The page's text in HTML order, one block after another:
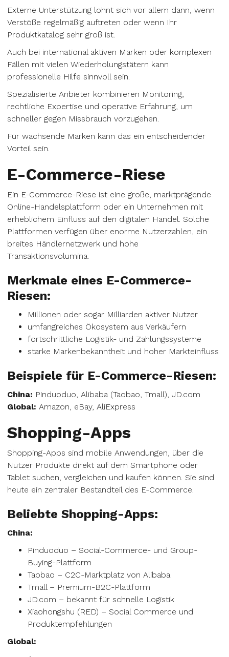
Externe Unterstützung lohnt sich vor allem dann, wenn
Verstöße regelmäßig auftreten oder wenn Ihr
Produktkatalog sehr groß ist.
Auch bei international aktiven Marken oder komplexen
Fällen mit vielen Wiederholungstätern kann
professionelle Hilfe sinnvoll sein.
Spezialisierte Anbieter kombinieren Monitoring,
rechtliche Expertise und operative Erfahrung, um
schneller gegen Missbrauch vorzugehen.
Für wachsende Marken kann das ein entscheidender
Vorteil sein.
E-Commerce-Riese
Ein E-Commerce-Riese ist eine große, marktprägende
Online-Handelsplattform oder ein Unternehmen mit
erheblichem Einfluss auf den digitalen Handel. Solche
Plattformen verfügen über enorme Nutzerzahlen, ein
breites Händlernetzwerk und hohe
Transaktionsvolumina.
Merkmale eines E-Commerce-
Riesen:
Millionen oder sogar Milliarden aktiver Nutzer
umfangreiches Ökosystem aus Verkäufern
fortschrittliche Logistik- und Zahlungssysteme
starke Markenbekanntheit und hoher Markteinfluss
Beispiele für E-Commerce-Riesen:
China: Pinduoduo, Alibaba (Taobao, Tmall), JD.com
Global: Amazon, eBay, AliExpress
Shopping-Apps
Shopping-Apps sind mobile Anwendungen, über die
Nutzer Produkte direkt auf dem Smartphone oder
Tablet suchen, vergleichen und kaufen können. Sie sind
heute ein zentraler Bestandteil des E-Commerce.
Beliebte Shopping-Apps:
China:
Pinduoduo – Social-Commerce- und Group-
Buying-Plattform
Taobao – C2C-Marktplatz von Alibaba
Tmall – Premium-B2C-Plattform
JD.com – bekannt für schnelle Logistik
Xiaohongshu (RED) – Social Commerce und
Produktempfehlungen
Global: